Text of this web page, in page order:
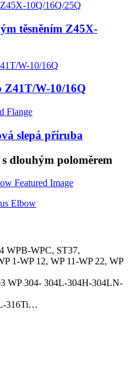
těsněním Z45X-
Z41T/W-10/16Q
slepá příruba
dlouhým poloměrem
WPB-WPC, ST37,
1-WP 12, WP 11-WP 22, WP
WP 304- 304L-304H-304LN-
316Ti…